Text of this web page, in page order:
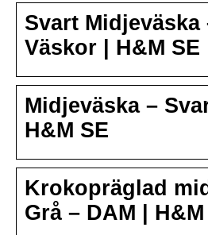
Svart Midjeväska
Väskor | H&M SE
Midjeväska –
H&M SE
Krokopräglad
Grå – DAM | H&M